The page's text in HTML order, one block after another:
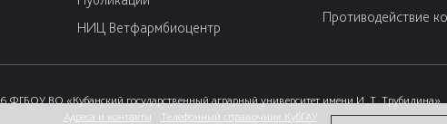
НИЦ Ветфармбиоцентр
Противодействие
ВО «Кубанский государственный аграрный университет имени И. Т. Трубилина»
Адреса и контакты
Телефонный справочник КубГАУ